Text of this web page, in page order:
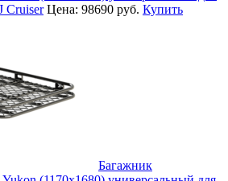
Cruiser Цена: 98690 руб. Купить
Багажник